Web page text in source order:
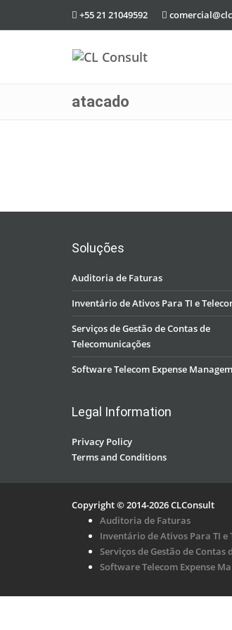
+55 21 21049592
atacado
Soluções
Auditoria de Faturas
Inventário de Ativos Para TI e
Serviços de Gestão de Contas de
Telecomunicações
Software Telecom Expense
Legal Information
Privacy Policy
Terms and Conditions
Copyright © 2014-2026 CLConsult
Auditoria de Faturas
Inventário de Ativos Para TI e
Serviços de Gestão de Contas
Software Telecom Expense